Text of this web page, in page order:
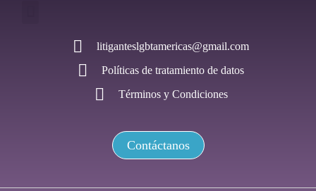
litiganteslgbtamericas@gmail.com
Políticas de tratamiento de datos
Términos y Condiciones
Contáctanos